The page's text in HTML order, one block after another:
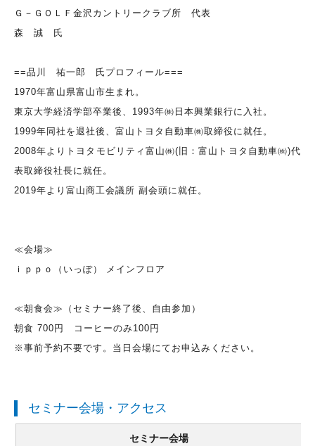
Ｇ－ＧＯＬＦ金沢カントリークラブ所 代表
森 誠 氏
==品川 祐一郎 氏プロフィール===
1970年富山県富山市生まれ。
東京大学経済学部卒業後、1993年㈱日本興業銀行に入社。
1999年同社を退社後、富山トヨタ自動車㈱取締役に就任。
2008年よりトヨタモビリティ富山㈱(旧：富山トヨタ自動車㈱)代
表取締役社長に就任。
2019年より富山商工会議所 副会頭に就任。
≪会場≫
ｉｐｐｏ（いっぽ） メインフロア
≪朝食会≫（セミナー終了後、自由参加）
朝食 700円 コーヒーのみ100円
※事前予約不要です。当日会場にてお申込みください。
セミナー会場・アクセス
セミナー会場